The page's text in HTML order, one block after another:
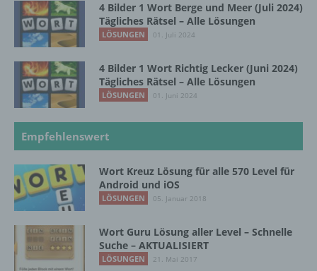
4 Bilder 1 Wort Berge und Meer (Juli 2024)
Tägliches Rätsel – Alle Lösungen
LÖSUNGEN 01. Juli 2024
4 Bilder 1 Wort Richtig Lecker (Juni 2024)
Tägliches Rätsel – Alle Lösungen
LÖSUNGEN 01. Juni 2024
Empfehlenswert
Wort Kreuz Lösung für alle 570 Level für
Android und iOS
LÖSUNGEN 05. Januar 2018
Wort Guru Lösung aller Level – Schnelle
Suche – AKTUALISIERT
LÖSUNGEN 21. Mai 2017
c) Verarbeitung
Verarbeitung ist jeder mit oder ohne Hilfe
automatisierter Verfahren ausgeführte
Vorgang oder jede solche Vorgangsreihe im
Zusammenhang mit personenbezogenen
Daten wie das Erheben, das Erfassen, die
Organisation, das Ordnen, die Speicherung,
die Anpassung oder Veränderung, das
Auslesen, das Abfragen, die Verwendung,
die Offenlegung durch Übermittlung,
Verbreitung oder eine andere Form der
Bereitstellung, den Abgleich oder die
Verknüpfung, die Einschränkung, das
Löschen oder die Vernichtung.